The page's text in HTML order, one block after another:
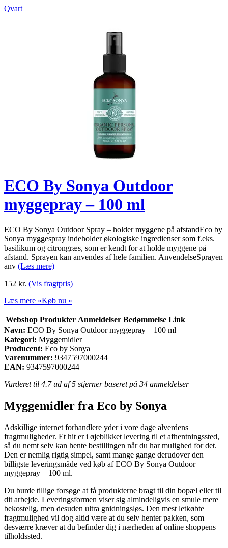
Qvart
ECO By Sonya Outdoor
myggepray – 100 ml
ECO By Sonya Outdoor Spray – holder myggene på afstandEco by
Sonya myggespray indeholder økologiske ingredienser som f.eks.
basilikum og citrongræs, som er kendt for at holde myggene på
afstand. Sprayen kan anvendes af hele familien. AnvendelseSprayen
anv (Læs mere)
152 kr. (Vis fragtpris)
Læs mere »Køb nu »
Webshop Produkter Anmeldelser Bedømmelse Link
Navn: ECO By Sonya Outdoor myggepray – 100 ml
Kategori: Myggemidler
Producent: Eco by Sonya
Varenummer: 9347597000244
EAN: 9347597000244
Vurderet til 4.7ud af 5 stjerner baseret på 34 anmeldelser
Myggemidler fra Eco by Sonya
Adskillige internet forhandlere yder i vore dage alverdens
fragtmuligheder. Et hit er i øjeblikket levering til et afhentningssted,
så du nemt selv kan hente bestillingen når du har mulighed for det.
Den er nemlig rigtig simpel, samt mange gange derudover den
billigste leveringsmåde ved køb af ECO By Sonya Outdoor
myggepray – 100 ml.
Du burde tillige forsøge at få produkterne bragt til din bopæl eller til
dit arbejde. Leveringsformen viser sig almindeligvis en smule mere
bekostelig, men desuden ultra gnidningsløs. Den mest letkøbte
fragtmulighed vil dog altid være at du selv henter pakken, som
desværre kræver at du befinder dig i nærheden af online shoppens
tilholdssted.